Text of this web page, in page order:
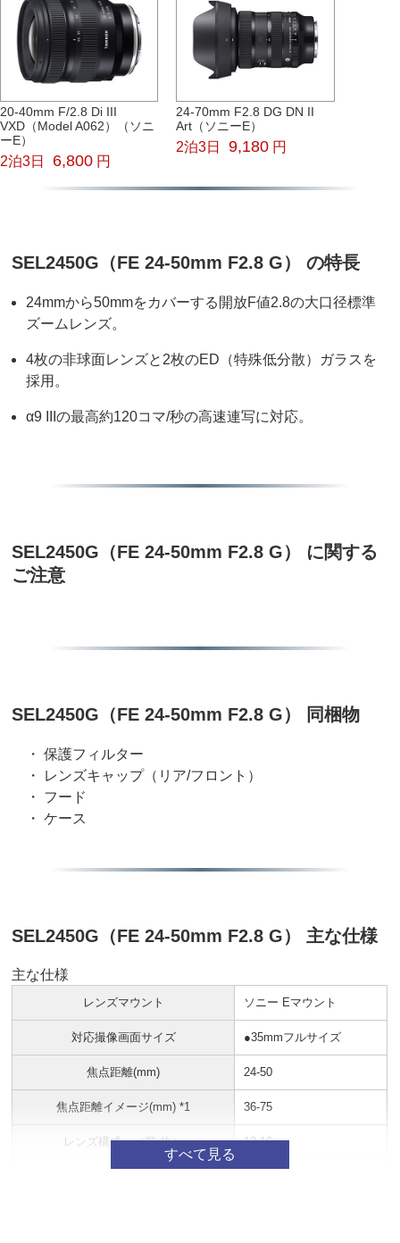
20-40mm F/2.8 Di III
VXD（Model A062）（ソニ
ーE）
2泊3日 6,800 円
24-70mm F2.8 DG DN II
Art（ソニーE）
2泊3日 9,180 円
SEL2450G（FE 24-50mm F2.8 G） の特長
24mmから50mmをカバーする開放F値2.8の大口径標準
ズームレンズ。
4枚の非球面レンズと2枚のED（特殊低分散）ガラスを
採用。
α9 IIIの最高約120コマ/秒の高速連写に対応。
SEL2450G（FE 24-50mm F2.8 G） に関する
ご注意
SEL2450G（FE 24-50mm F2.8 G） 同梱物
・ 保護フィルター
・ レンズキャップ（リア/フロント）
・ フード
・ ケース
SEL2450G（FE 24-50mm F2.8 G） 主な仕様
主な仕様
レンズマウント ソニー Eマウント
対応撮像画面サイズ ●35mmフルサイズ
焦点距離(mm) 24-50
焦点距離イメージ(mm) *1 36-75
レンズ構成 （群-枚） 13-16